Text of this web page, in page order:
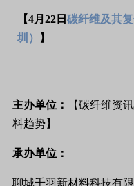
【4月 22 日 碳纤维及其
圳）
】
主办单位： 【碳纤维资
料趋势】
承办单位：
聊城千羽新材料科技有限